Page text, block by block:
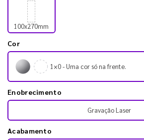
100x270mm
Cor
1×0 - Uma cor só na frente.
Enobrecimento
Gravação Laser
Acabamento